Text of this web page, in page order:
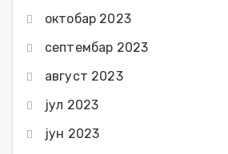
октобар 2023
септембар 2023
август 2023
јул 2023
јун 2023